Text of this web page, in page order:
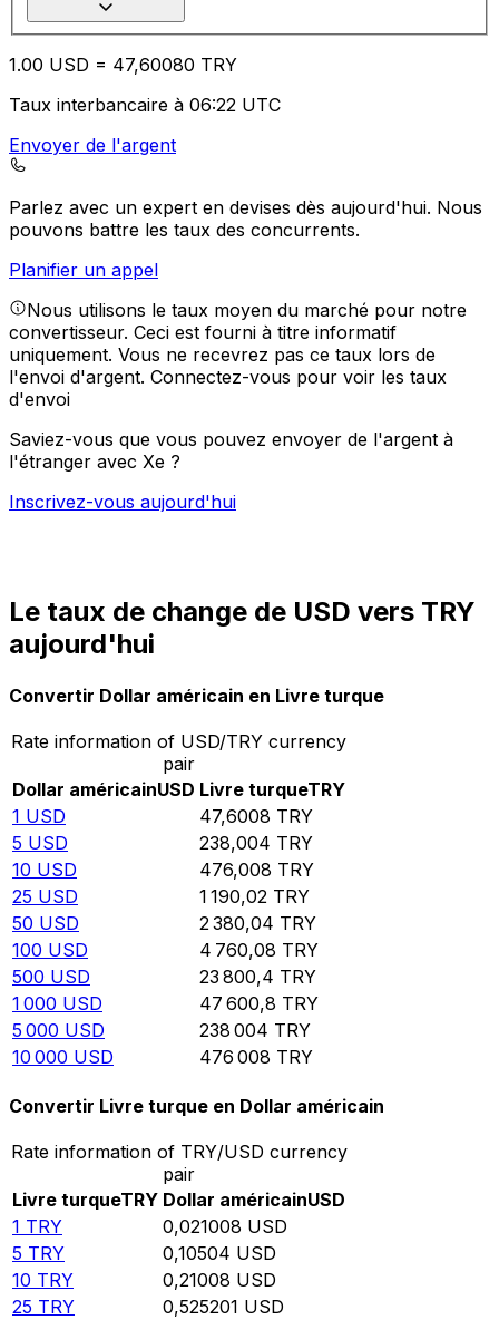
1.00 USD = 47,60080 TRY
Taux interbancaire à 06:22 UTC
Envoyer de l'argent
Parlez avec un expert en devises dès aujourd'hui. Nous
pouvons battre les taux des concurrents.
Planifier un appel
Nous utilisons le taux moyen du marché pour notre
convertisseur. Ceci est fourni à titre informatif
uniquement. Vous ne recevrez pas ce taux lors de
l'envoi d'argent. Connectez-vous pour voir les taux
d'envoi
Saviez-vous que vous pouvez envoyer de l'argent à
l'étranger avec Xe ?
Inscrivez-vous aujourd'hui
Le taux de change de USD vers TRY
aujourd'hui
Convertir Dollar américain en Livre turque
Rate information of USD/TRY currency
pair
Dollar américainUSD Livre turqueTRY
1 USD 47,6008 TRY
5 USD 238,004 TRY
10 USD 476,008 TRY
25 USD 1 190,02 TRY
50 USD 2 380,04 TRY
100 USD 4 760,08 TRY
500 USD 23 800,4 TRY
1 000 USD 47 600,8 TRY
5 000 USD 238 004 TRY
10 000 USD 476 008 TRY
Convertir Livre turque en Dollar américain
Rate information of TRY/USD currency
pair
Livre turqueTRY Dollar américainUSD
1 TRY 0,021008 USD
5 TRY 0,10504 USD
10 TRY 0,21008 USD
25 TRY 0,525201 USD